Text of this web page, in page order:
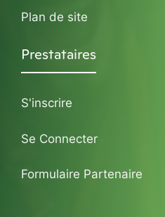
Plan de site
Prestataires
S'inscrire
Se Connecter
Formulaire Partenaire